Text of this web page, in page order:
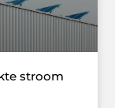
stroom